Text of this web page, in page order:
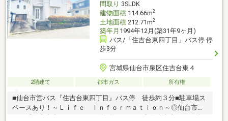
間取り 3SLDK
建物面積114.66m2
土地面積212.71m2
築年月 1994年12月(築31年9ヶ月)
バス/「住吉台東四丁目」バス停 停
歩3分
宮城県仙台市泉区住吉台東４
2階建て 都市ガス 所有権
■仙台市営バス『住吉台東四丁目』バス停 徒歩約３分■駐車場ス
ペースあり！～Ｌｉｆｅ Ｉｎｆｏｒｍａｔｉｏｎ～◎仙台市営